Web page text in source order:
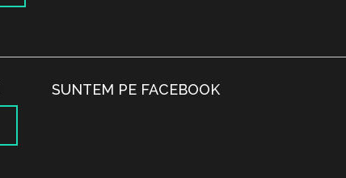
SUNTEM PE FACEBOOK